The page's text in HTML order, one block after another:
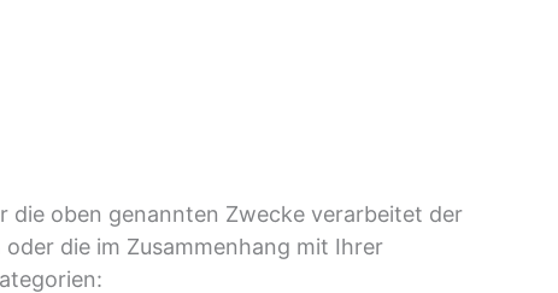
die oben genannten Zwecke verarbeitet der
die im Zusammenhang mit Ihrer